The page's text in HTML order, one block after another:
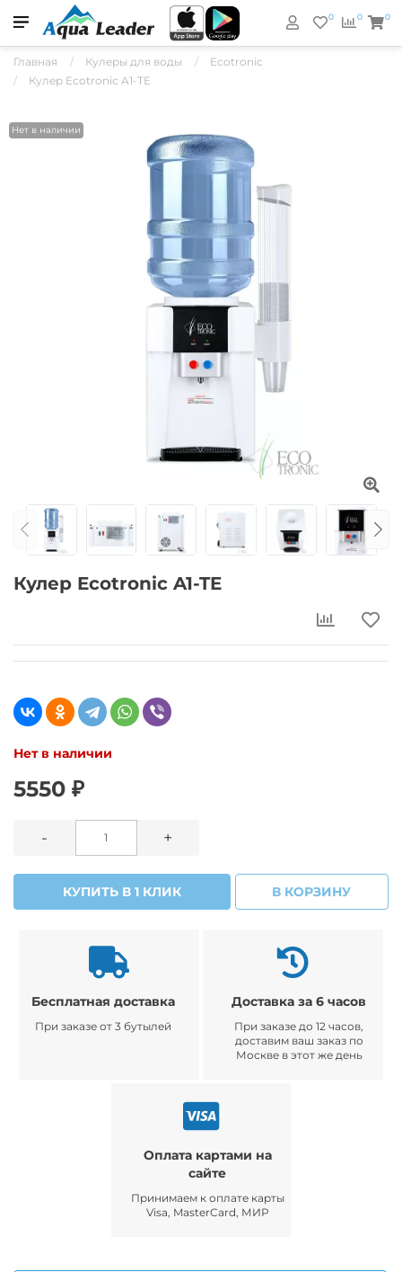
0
0 0
Главная Кулеры для воды
Ecotronic
Кулер Ecotronic A1-TE
Нет в наличии
Кулер Ecotronic A1-TE
Нет в наличии
5550 ₽
- +
КУПИТЬ В 1 КЛИК В КОРЗИНУ
Бесплатная доставка
При заказе от 3 бутылей
Доставка за 6 часов
При заказе до 12 часов,
доставим ваш заказ по
Москве в этот же день
Оплата картами на
сайте
Принимаем к оплате карты
Visa, MasterCard, МИР